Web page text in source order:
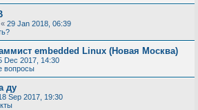
« 29 Jan 2018, 06:39
embedded Linux (Новая Москва)
Dec 2017, 14:30
вопросы
ду
Sep 2017, 19:30